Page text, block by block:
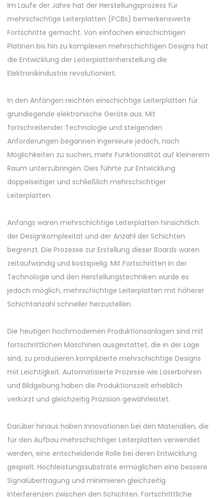
Im Laufe der Jahre hat der Herstellungsprozess für
mehrschichtige Leiterplatten (PCBs) bemerkenswerte
Fortschritte gemacht. Von einfachen einschichtigen
Platinen bis hin zu komplexen mehrschichtigen Designs hat
die Entwicklung der Leiterplattenherstellung die
Elektronikindustrie revolutioniert.
In den Anfängen reichten einschichtige Leiterplatten für
grundlegende elektronische Geräte aus. Mit
fortschreitender Technologie und steigenden
Anforderungen begannen Ingenieure jedoch, nach
Möglichkeiten zu suchen, mehr Funktionalität auf kleinerem
Raum unterzubringen. Dies führte zur Entwicklung
doppelseitiger und schließlich mehrschichtiger
Leiterplatten.
Anfangs waren mehrschichtige Leiterplatten hinsichtlich
der Designkomplexität und der Anzahl der Schichten
begrenzt. Die Prozesse zur Erstellung dieser Boards waren
zeitaufwändig und kostspielig. Mit Fortschritten in der
Technologie und den Herstellungstechniken wurde es
jedoch möglich, mehrschichtige Leiterplatten mit höherer
Schichtanzahl schneller herzustellen.
Die heutigen hochmodernen Produktionsanlagen sind mit
fortschrittlichen Maschinen ausgestattet, die in der Lage
sind, zu produzieren komplizierte mehrschichtige Designs
mit Leichtigkeit. Automatisierte Prozesse wie Laserbohren
und Bildgebung haben die Produktionszeit erheblich
verkürzt und gleichzeitig Präzision gewährleistet.
Darüber hinaus haben Innovationen bei den Materialien, die
für den Aufbau mehrschichtiger Leiterplatten verwendet
werden, eine entscheidende Rolle bei deren Entwicklung
gespielt. Hochleistungssubstrate ermöglichen eine bessere
Signalübertragung und minimieren gleichzeitig
Interferenzen zwischen den Schichten. Fortschrittliche